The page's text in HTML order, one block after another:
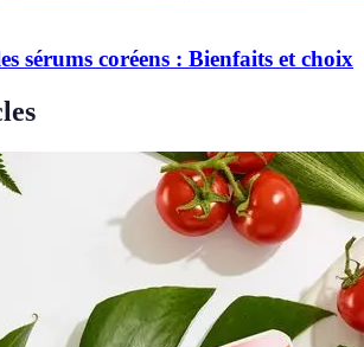
sérums coréens : Bienfaits et choix